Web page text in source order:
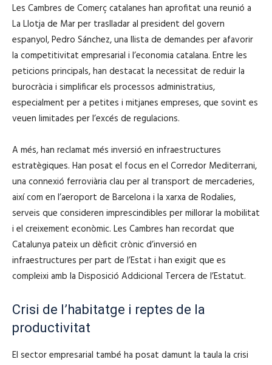
Les Cambres de Comerç catalanes han aprofitat una reunió a
La Llotja de Mar per traslladar al president del govern
espanyol, Pedro Sánchez, una llista de demandes per afavorir
la competitivitat empresarial i l’economia catalana. Entre les
peticions principals, han destacat la necessitat de reduir la
burocràcia i simplificar els processos administratius,
especialment per a petites i mitjanes empreses, que sovint es
veuen limitades per l’excés de regulacions.
A més, han reclamat més inversió en infraestructures
estratègiques. Han posat el focus en el Corredor Mediterrani,
una connexió ferroviària clau per al transport de mercaderies,
així com en l’aeroport de Barcelona i la xarxa de Rodalies,
serveis que consideren imprescindibles per millorar la mobilitat
i el creixement econòmic. Les Cambres han recordat que
Catalunya pateix un dèficit crònic d’inversió en
infraestructures per part de l’Estat i han exigit que es
compleixi amb la Disposició Addicional Tercera de l’Estatut.
Crisi de l’habitatge i reptes de la
productivitat
El sector empresarial també ha posat damunt la taula la crisi